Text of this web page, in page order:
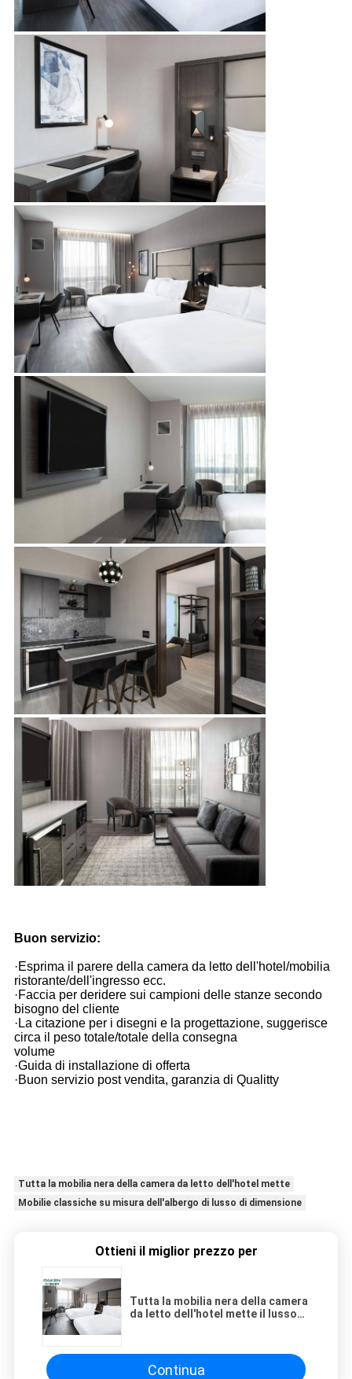
Buon servizio:
·Esprima il parere della camera da letto dell'hotel/mobilia
ristorante/dell'ingresso ecc.
·Faccia per deridere sui campioni delle stanze secondo
bisogno del cliente
·La citazione per i disegni e la progettazione, suggerisce
circa il peso totale/totale della consegna
volume
·Guida di installazione di offerta
·Buon servizio post vendita, garanzia di Qualitty
Tutta la mobilia nera della camera da letto dell'hotel mette
Mobilie classiche su misura dell'albergo di lusso di dimensione
Ottieni il miglior prezzo per
Tutta la mobilia nera della camera
da letto dell'hotel mette il lusso
Continua